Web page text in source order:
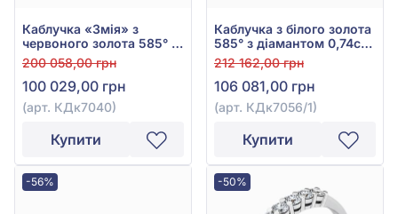
Каблучка «Змія» з
червоного золота 585° з
діамантом 0,53ct, арт.
КДк7040
200 058,00 грн
100 029,00 грн
(арт. КДк7040)
Купити
Каблучка з білого золота
585° з діамантом 0,74ct,
арт. КДк7056/1
212 162,00 грн
106 081,00 грн
(арт. КДк7056/1)
Купити
-56% -50%